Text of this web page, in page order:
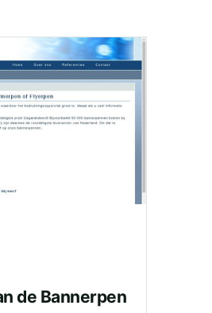
de Bannerpen